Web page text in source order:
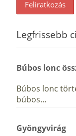
Legfrissebb
Búbos lonc
Búbos lonc
búbos…
Gyöngyvirág